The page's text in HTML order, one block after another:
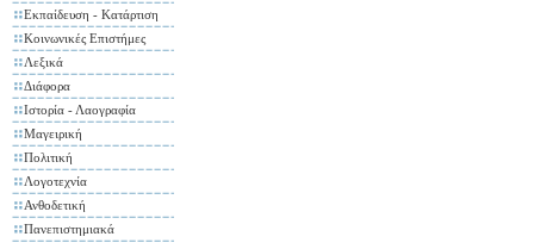
Εκπαίδευση - Κατάρτιση
Κοινωνικές Επιστήμες
Λεξικά
Διάφορα
Ιστορία - Λαογραφία
Μαγειρική
Πολιτική
Λογοτεχνία
Ανθοδετική
Πανεπιστημιακά